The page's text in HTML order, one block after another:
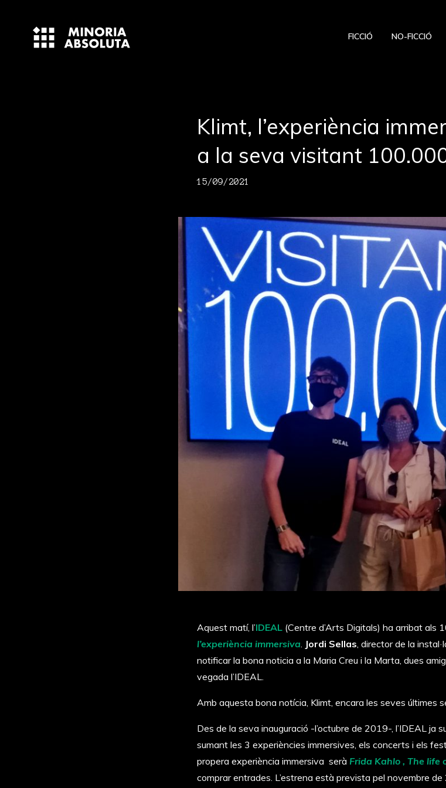
FICCIÓ NO-FICCIÓ
Klimt, l’experiència
a la seva visitant
15/09/2021
Aquest matí, l’IDEAL (Centre d’Arts Digitals) ha arribat als
l’experiència immersiva. Jordi Sellas, director de la
notificar la bona noticia a la Maria Creu i la Marta, dues
vegada l’IDEAL.
Amb aquesta bona notícia, Klimt, encara les seves últimes
Des de la seva inauguració -l’octubre de 2019-, l’IDEAL ja
sumant les 3 experiències immersives, els concerts i els
propera experiència immersiva serà Frida Kahlo , The life
comprar entrades. L’estrena està prevista pel novembre de